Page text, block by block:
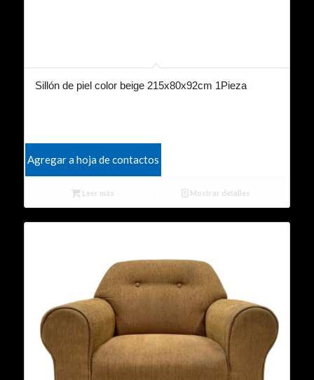
Sillón de piel color beige 215x80x92cm 1Pieza
Agregar a hoja de contactos
Leer más Mostrar detalles